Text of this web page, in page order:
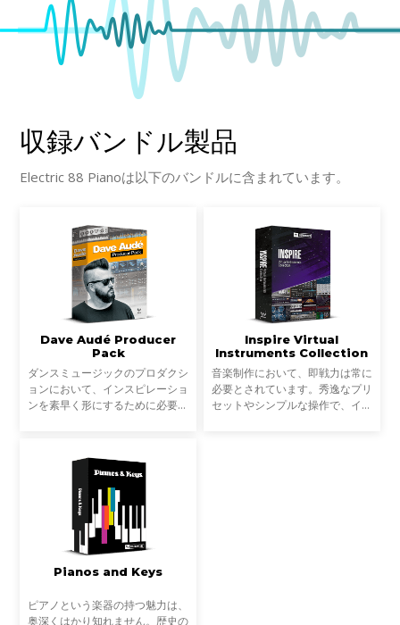
収録バンドル製品
Electric 88 Pianoは以下のバンドルに含まれています。
Dave Audé Producer
Pack
ダンスミュージックのプロダクシ
ョンにおいて、インスピレーショ
ンを素早く形にするために必要な
ン、サンプル・ループ
Inspire Virtual
Instruments Collection
音楽制作において、即戦力は常に
必要とされています。秀逸なプリ
セットやシンプルな操作で、イン
Pianos and Keys
ピアノという楽器の持つ魅力は、
奥深くはかり知れません。歴史の